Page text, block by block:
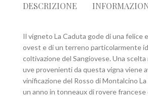
DESCRIZIONE
Il vigneto La Caduta gode di una felice
ovest e di un terreno particolarmente
coltivazione del Sangiovese. Una scelta
uve provenienti da questa vigna viene
vinificazione del Rosso di Montalcino
un anno in tonneaux di rovere francese